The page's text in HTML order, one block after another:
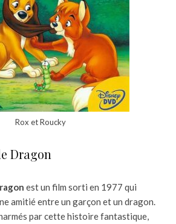
Rox et Roucky
Dragon
est un film sorti en 1977 qui
amitié entre un garçon et un dragon.
par cette histoire fantastique,